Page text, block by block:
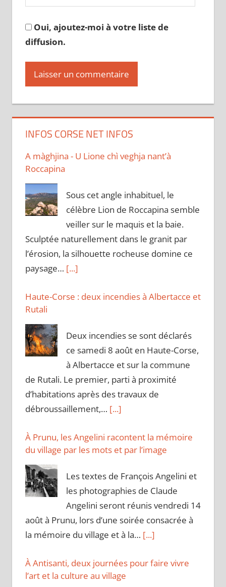
Oui, ajoutez-moi à votre liste de
diffusion.
INFOS CORSE NET INFOS
A màghjina - U Lione chì veghja nant’à
Roccapina
Sous cet angle inhabituel, le
célèbre Lion de Roccapina semble
veiller sur le maquis et la baie.
Sculptée naturellement dans le granit par
l’érosion, la silhouette rocheuse domine ce
paysage… [...]
Haute-Corse : deux incendies à Albertacce et
Rutali
Deux incendies se sont déclarés
ce samedi 8 août en Haute-Corse,
à Albertacce et sur la commune
de Rutali. Le premier, parti à proximité
d’habitations après des travaux de
débroussaillement,… [...]
À Prunu, les Angelini racontent la mémoire
du village par les mots et par l’image
Les textes de François Angelini et
les photographies de Claude
Angelini seront réunis vendredi 14
août à Prunu, lors d’une soirée consacrée à
la mémoire du village et à la… [...]
À Antisanti, deux journées pour faire vivre
l’art et la culture au village